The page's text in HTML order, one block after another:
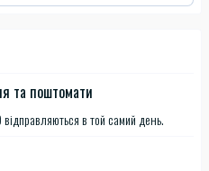
та поштомати
в той самий день.